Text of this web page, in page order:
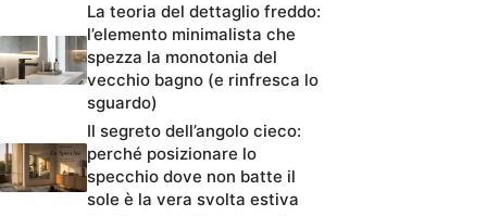
La teoria del dettaglio freddo:
l’elemento minimalista che
spezza la monotonia del
vecchio bagno (e rinfresca lo
sguardo)
Il segreto dell’angolo cieco:
perché posizionare lo
specchio dove non batte il
sole è la vera svolta estiva